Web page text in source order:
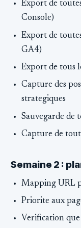
Export de
Console)
Export de
GA4)
Export de tous
Capture des
strategiques
Sauvegarde de
Capture de
Semaine 2 :
Mapping URL
Priorite aux
Verification